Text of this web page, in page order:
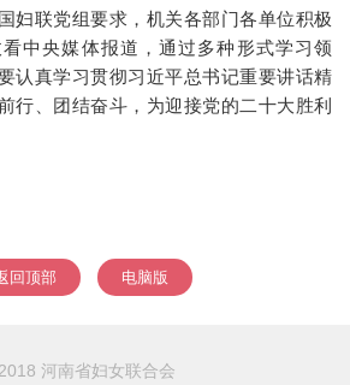
联党组要求，机关各部门各单位积极
中央媒体报道，通过多种形式学习领
认真学习贯彻习近平总书记重要讲话精
行、团结奋斗，为迎接党的二十大胜利
回顶部 电脑版
河南省妇女联合会